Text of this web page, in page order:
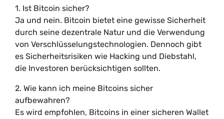
1. Ist Bitcoin sicher?
Ja und nein. Bitcoin bietet eine gewisse Sicherheit
durch seine dezentrale Natur und die Verwendung
von Verschlüsselungstechnologien. Dennoch gibt
es Sicherheitsrisiken wie Hacking und Diebstahl,
die Investoren berücksichtigen sollten.
2. Wie kann ich meine Bitcoins sicher
aufbewahren?
Es wird empfohlen, Bitcoins in einer sicheren Wallet